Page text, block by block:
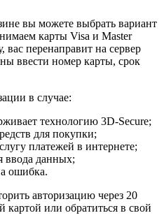
вы можете выбрать вариант
карты Visa и Master
перенаправит на сервер
ввести номер карты, срок
в случае:
технологию 3D-Secure;
для покупки;
платежей в интернете;
ввода данных;
ошибка.
авторизацию через 20
картой или обратиться в свой